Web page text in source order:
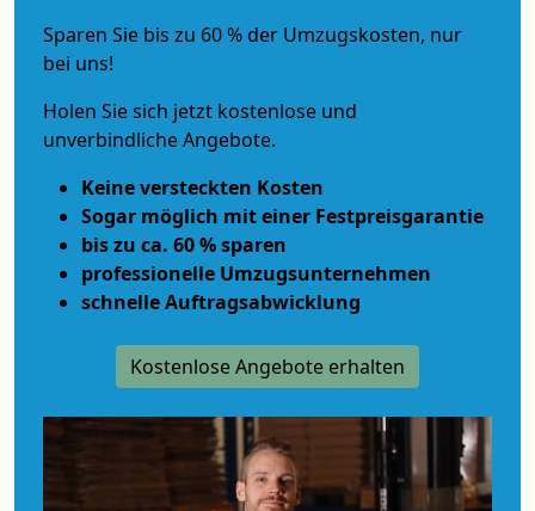
Sparen Sie bis zu 60 % der Umzugskosten, nur
bei uns!
Holen Sie sich jetzt kostenlose und
unverbindliche Angebote.
Keine versteckten Kosten
Sogar möglich mit einer Festpreisgarantie
bis zu ca. 60 % sparen
professionelle Umzugsunternehmen
schnelle Auftragsabwicklung
Kostenlose Angebote erhalten